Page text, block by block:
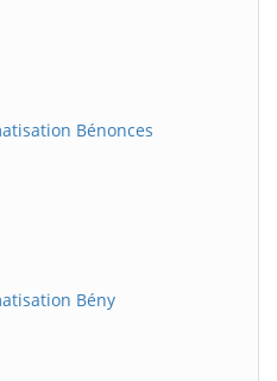
Bénonces
Bény